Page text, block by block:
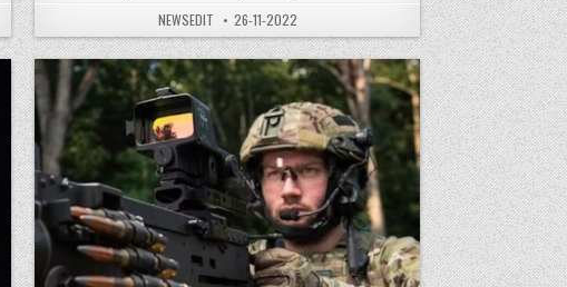
AUTHOR:
NEWSEDIT PUBLISHED DATE:
26-11-2022